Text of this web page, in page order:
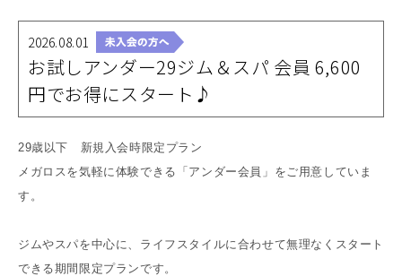
2026.08.01
お試しアンダー29ジム＆スパ 会員 6,600
円でお得にスタート♪
29歳以下 新規入会時限定プラン
メガロスを気軽に体験できる「アンダー会員」をご用意していま
す。
ジムやスパを中心に、ライフスタイルに合わせて無理なくスタート
できる期間限定プランです。